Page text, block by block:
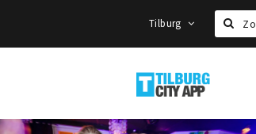
Tilburg
Zoeken
Tilburg